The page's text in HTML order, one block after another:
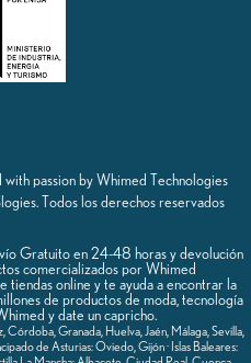
with passion by Whimed Technologies
Todos los derechos reservados
Gratuito en 24-48 horas y devolución
comercializados por Whimed
tiendas online y te ayuda a encontrar la
de productos de moda, tecnología
y date un capricho.
Córdoba, Granada, Huelva, Jaén, Málaga, Sevilla,
de Asturias: Oviedo, Gijón · Islas Baleares: